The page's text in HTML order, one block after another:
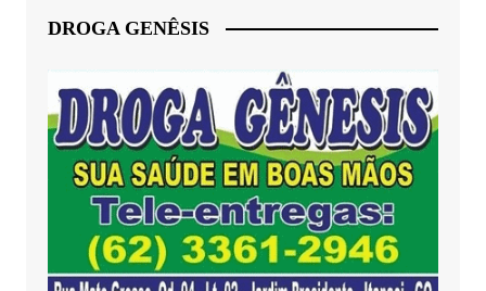
DROGA GENÊSIS